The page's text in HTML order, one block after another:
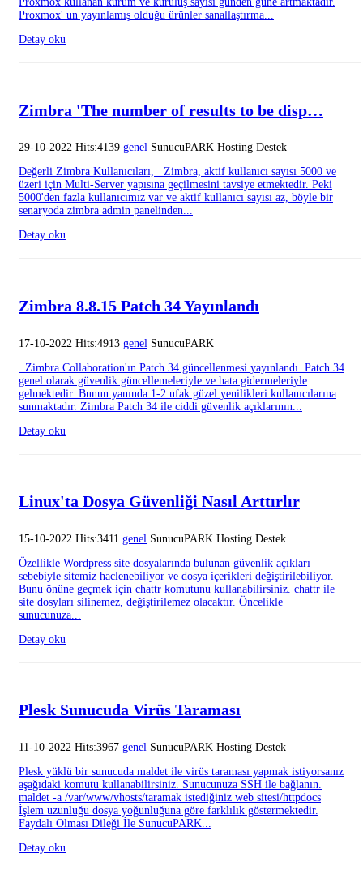
Proxmox' un yayınlamış olduğu ürünler sanallaştırma...
Detay oku
Zimbra 'The number of results to be disp…
29-10-2022 Hits:4139 genel SunucuPARK Hosting Destek
Değerli Zimbra Kullanıcıları, Zimbra, aktif kullanıcı sayısı 5000 ve
üzeri için Multi-Server yapısına geçilmesini tavsiye etmektedir. Peki
5000'den fazla kullanıcımız var ve aktif kullanıcı sayısı az, böyle bir
senaryoda zimbra admin panelinden...
Detay oku
Zimbra 8.8.15 Patch 34 Yayınlandı
17-10-2022 Hits:4913 genel SunucuPARK
Zimbra Collaboration'ın Patch 34 güncellenmesi yayınlandı. Patch 34
genel olarak güvenlik güncellemeleriyle ve hata gidermeleriyle
gelmektedir. Bunun yanında 1-2 ufak güzel yenilikleri kullanıcılarına
sunmaktadır. Zimbra Patch 34 ile ciddi güvenlik açıklarının...
Detay oku
Linux'ta Dosya Güvenliği Nasıl Arttırlır
15-10-2022 Hits:3411 genel SunucuPARK Hosting Destek
Özellikle Wordpress site dosyalarında bulunan güvenlik açıkları
sebebiyle sitemiz haclenebiliyor ve dosya içerikleri değiştirilebiliyor.
Bunu önüne geçmek için chattr komutunu kullanabilirsiniz. chattr ile
site dosyları silinemez, değiştirilemez olacaktır. Öncelikle
sunucunuza...
Detay oku
Plesk Sunucuda Virüs Taraması
11-10-2022 Hits:3967 genel SunucuPARK Hosting Destek
Plesk yüklü bir sunucuda maldet ile virüs taraması yapmak istiyorsanız
aşağıdaki komutu kullanabilirsiniz. Sunucunuza SSH ile bağlanın.
maldet -a /var/www/vhosts/taramak istediğiniz web sitesi/httpdocs
İşlem uzunluğu dosya yoğunluğuna göre farklılık göstermektedir.
Faydalı Olması Dileği İle SunucuPARK...
Detay oku